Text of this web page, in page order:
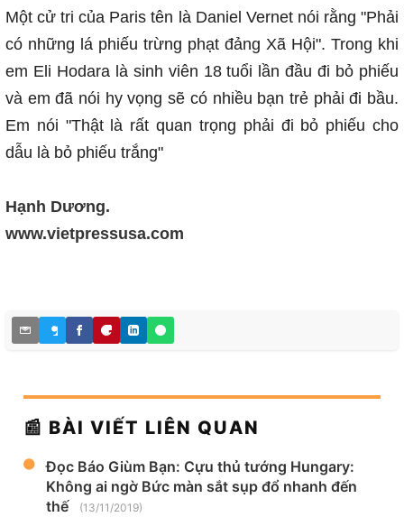
Một cử tri của Paris tên là Daniel Vernet nói rằng"Phải
có những lá phiếu trừng phạt đảng Xã Hội". Trong khi
em Eli Hodara là sinh viên 18 tuổi lần đầu đi bỏ phiếu
và em đã nói hy vọng sẽ có nhiều bạn trẻ phải đi bầu.
Em nói "Thật là rất quan trọng phải đi bỏ phiếu cho
dẫu là bỏ phiếu trắng"
Hạnh Dương.
www.vietpressusa.com
📰 BÀI VIẾT LIÊN QUAN
Đọc Báo Giùm Bạn: Cựu thủ tướng Hungary:
Không ai ngờ Bức màn sắt sụp đổ nhanh đến
thế
(13/11/2019)